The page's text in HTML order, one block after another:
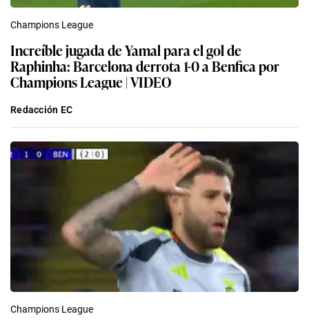
Champions League
Increíble jugada de Yamal para el gol de
Raphinha: Barcelona derrota 1-0 a Benfica por
Champions League | VIDEO
Redacción EC
Champions League